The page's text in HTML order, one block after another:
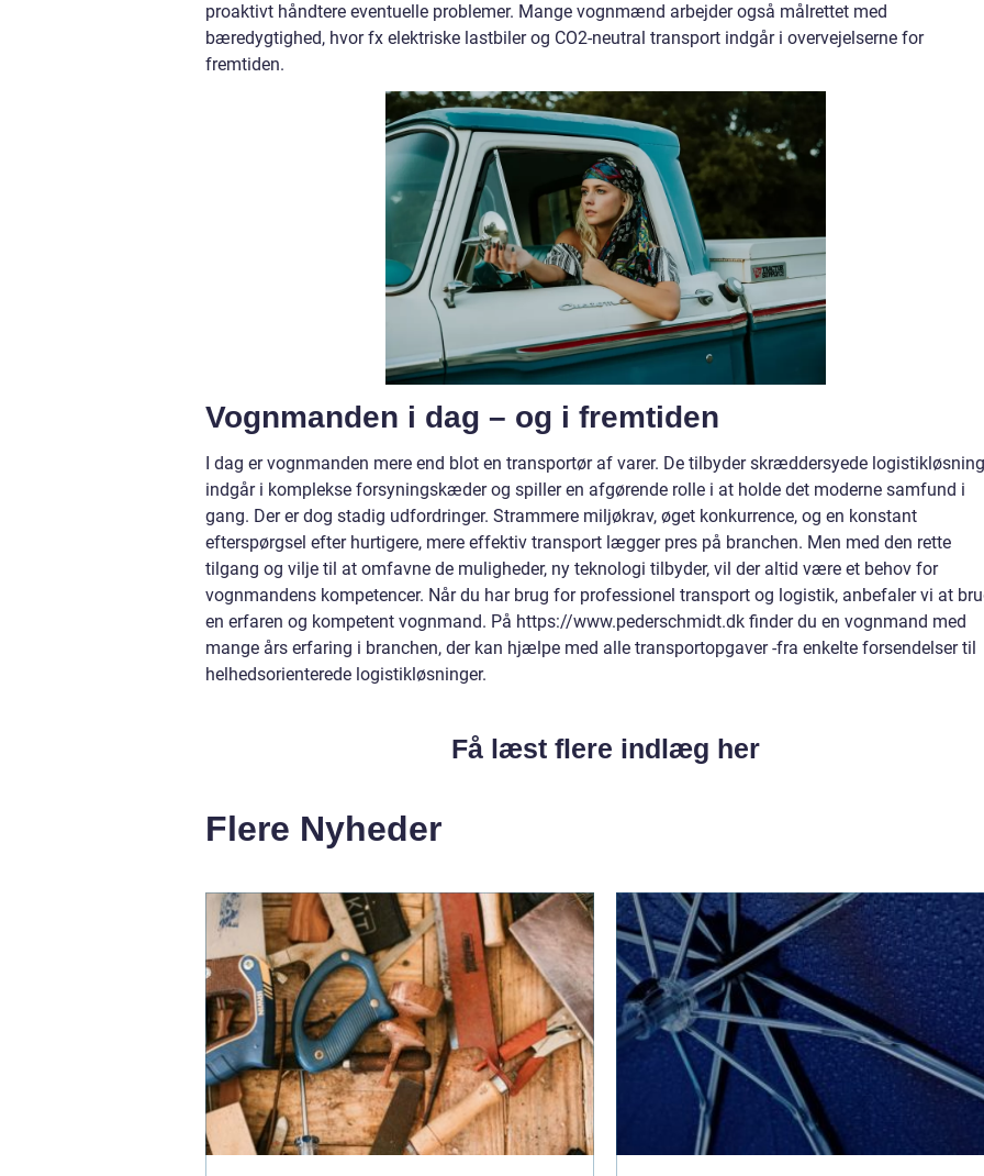
proaktivt håndtere eventuelle problemer. Mange vognmænd arbejder også målrettet med
bæredygtighed, hvor fx elektriske lastbiler og CO2-neutral transport indgår i overvejelserne for
fremtiden.
Vognmanden i dag – og i fremtiden
I dag er vognmanden mere end blot en transportør af varer. De tilbyder skræddersyede
indgår i komplekse forsyningskæder og spiller en afgørende rolle i at holde det moderne samfund i
gang. Der er dog stadig udfordringer. Strammere miljøkrav, øget konkurrence, og en konstant
efterspørgsel efter hurtigere, mere effektiv transport lægger pres på branchen. Men med den rette
tilgang og vilje til at omfavne de muligheder, ny teknologi tilbyder, vil der altid være et behov for
vognmandens kompetencer. Når du har brug for professionel transport og logistik, anbefaler vi at
en erfaren og kompetent vognmand. På https://www.pederschmidt.dk finder du en vognmand med
mange års erfaring i branchen, der kan hjælpe med alle transportopgaver -fra enkelte forsendelser til
helhedsorienterede logistikløsninger.
Få læst flere indlæg her
Flere Nyheder